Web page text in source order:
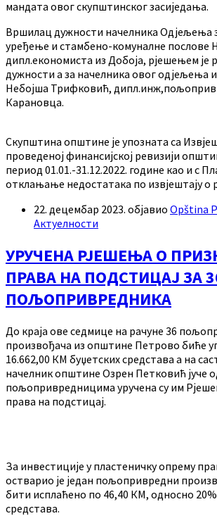
мандата овог скупштинског засиједања.
Вршилац дужности начелника Одјељења
уређење и стамбено-комуналне послове
дипл.економиста из Добоја, рјешењем је
дужности а за начелника овог одјељења
Небојша Трифковић,
Карановца.
Скупштина општине је упозната са
проведеној финансијској ревизији
период 01.01.-31.12.2022. године као и с
отклањање недостатака по извјештају о
22. децембар 2023. објавио Opština
Актуелности
УРУЧЕНА РЈЕШЕЊА О
ПРАВА НА ПОДСТИЦАЈ ЗА
ПОЉОПРИВРЕДНИКА
До краја ове седмице на рачуне 36
произвођача из општине Петрово биће
16.662,00 КМ буџетских средстава а на
начелник општине Озрен Петковић јуче
пољопривредницима уручена су им
права на подстицај.
За инвестиције у пластеничку опрему
остварио је један пољопривредни
бити исплаћено по 46,40 КМ, односно
средстава.